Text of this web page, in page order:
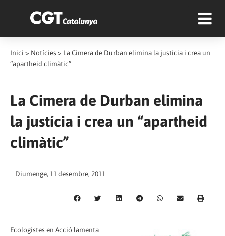
Inici > Notícies > La Cimera de Durban elimina la justícia i crea un
“apartheid climàtic”
La Cimera de Durban elimina
la justícia i crea un “apartheid
climàtic”
Diumenge, 11 desembre, 2011
Ecologistes en Acció lamenta